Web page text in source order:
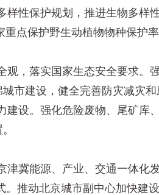
性保护规划，推进生物多样
点保护野生动植物物种保护
，落实国家生态安全要求。
市建设，健全完善防灾减灾
。强化危险废物、尾矿库
能源、产业、交通一体化
。推动北京城市副中心加快